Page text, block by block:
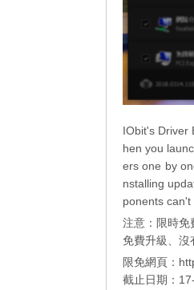
IObit's Driver
hen you
ers one by
nstalling
ponents can't
注意：限時免
免費升級、沒
限免網頁：
截止日期：